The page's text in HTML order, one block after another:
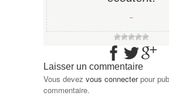
−
Laisser un commentaire
Vous devez vous connecterpour
commentaire.